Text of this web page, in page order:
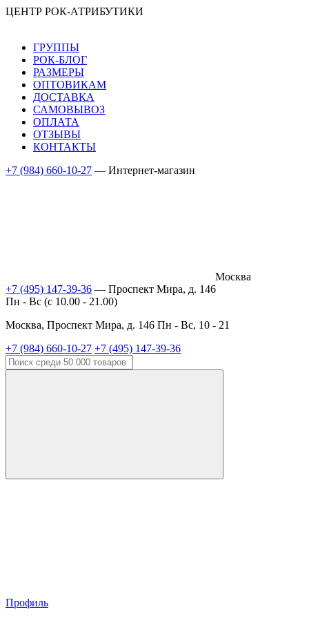
ЦЕНТР РОК-АТРИБУТИКИ
ГРУППЫ
РОК-БЛОГ
РАЗМЕРЫ
ОПТОВИКАМ
ДОСТАВКА
САМОВЫВОЗ
ОПЛАТА
ОТЗЫВЫ
КОНТАКТЫ
+7 (984) 660-10-27 — Интернет-магазин
Москва
+7 (495) 147-39-36 — Проспект Мира, д. 146
Пн - Вс (c 10.00 - 21.00)
Москва, Проспект Мира, д. 146 Пн - Вс, 10 - 21
+7 (984) 660-10-27 +7 (495) 147-39-36
Профиль